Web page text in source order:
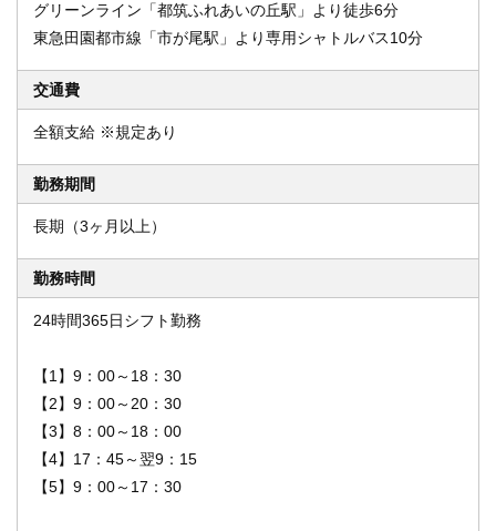
グリーンライン「都筑ふれあいの丘駅」より徒歩6分
東急田園都市線「市が尾駅」より専用シャトルバス10分
交通費
全額支給 ※規定あり
勤務期間
長期（3ヶ月以上）
勤務時間
24時間365日シフト勤務
【1】9：00～18：30
【2】9：00～20：30
【3】8：00～18：00
【4】17：45～翌9：15
【5】9：00～17：30